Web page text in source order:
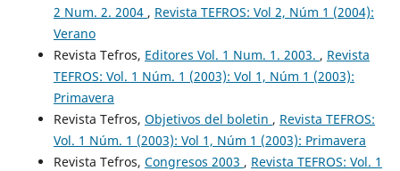
2 Num. 2. 2004 , Revista TEFROS: Vol 2, Núm 1 (2004):
Verano
Revista Tefros, Editores Vol. 1 Num. 1. 2003. , Revista
TEFROS: Vol. 1 Núm. 1 (2003): Vol 1, Núm 1 (2003):
Primavera
Revista Tefros, Objetivos del boletin , Revista TEFROS:
Vol. 1 Núm. 1 (2003): Vol 1, Núm 1 (2003): Primavera
Revista Tefros, Congresos 2003 , Revista TEFROS: Vol. 1